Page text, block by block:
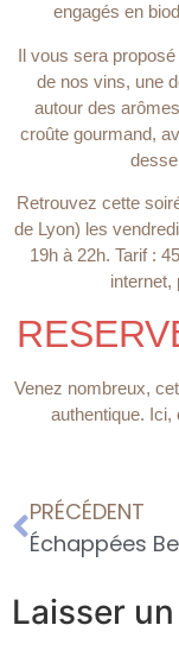
engagés en
Il vous sera
de nos vins, une
autour des
croûte gourmand,
Retrouvez cette
de Lyon) les
19h à 22h. Tarif :
internet,
Venez nombreux,
authentique. Ici,
PRÉCÉDENT
Laisser